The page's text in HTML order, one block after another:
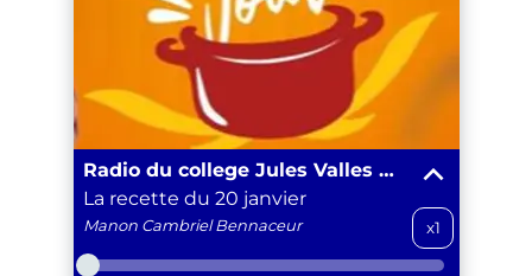
Radio du college Jules Valles Promo 2025-2026
La recette du 20 janvier
Manon Cambriel Bennaceur x1